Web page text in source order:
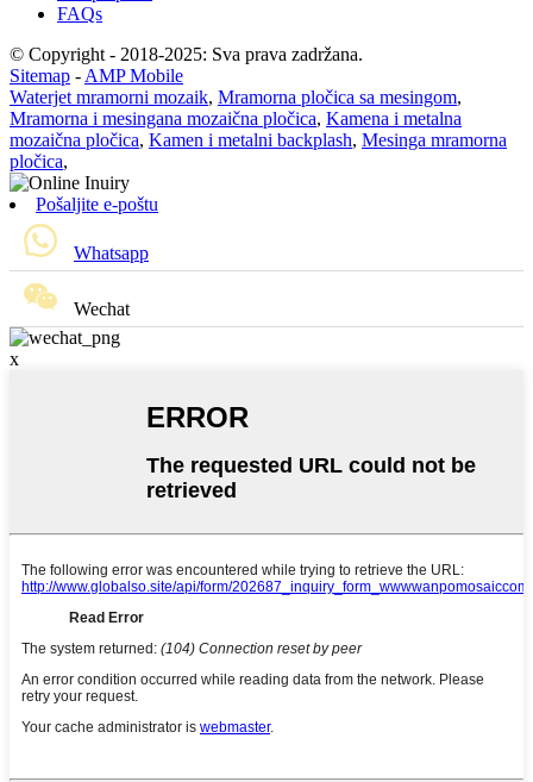
FAQs
© Copyright - 2018-2025: Sva prava zadržana.
Sitemap - AMP Mobile
Waterjet mramorni mozaik, Mramorna pločica sa mesingom,
Mramorna i mesingana mozaična pločica, Kamena i metalna
mozaična pločica, Kamen i metalni backplash, Mesinga mramorna
pločica,
Pošaljite e-poštu
Whatsapp
Wechat
x